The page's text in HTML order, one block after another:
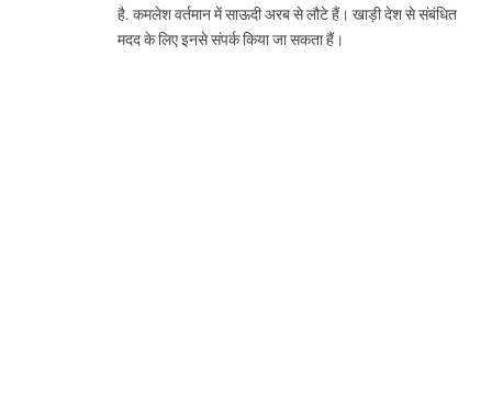
है. कमलेश वर्तमान में साऊदी अरब से लौटे हैं। खाड़ी देश से संबंधित
मदद के लिए इनसे संपर्क किया जा सकता हैं।